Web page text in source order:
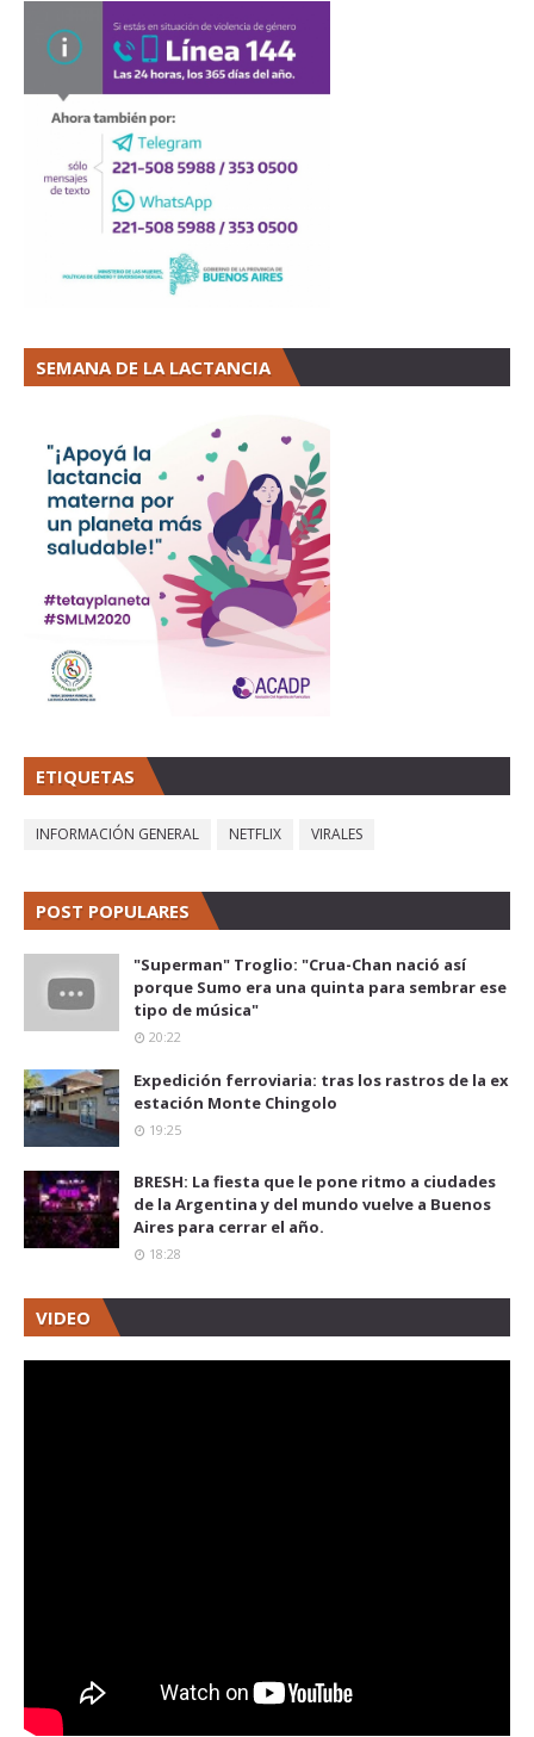
SEMANA DE LA LACTANCIA
ETIQUETAS
INFORMACIÓN GENERAL NETFLIX VIRALES
POST POPULARES
"Superman" Troglio: "Crua-Chan nació así
porque Sumo era una quinta para sembrar ese
tipo de música"
20:22
Expedición ferroviaria: tras los rastros de la ex
estación Monte Chingolo
19:25
BRESH: La fiesta que le pone ritmo a ciudades
de la Argentina y del mundo vuelve a Buenos
Aires para cerrar el año.
18:28
VIDEO